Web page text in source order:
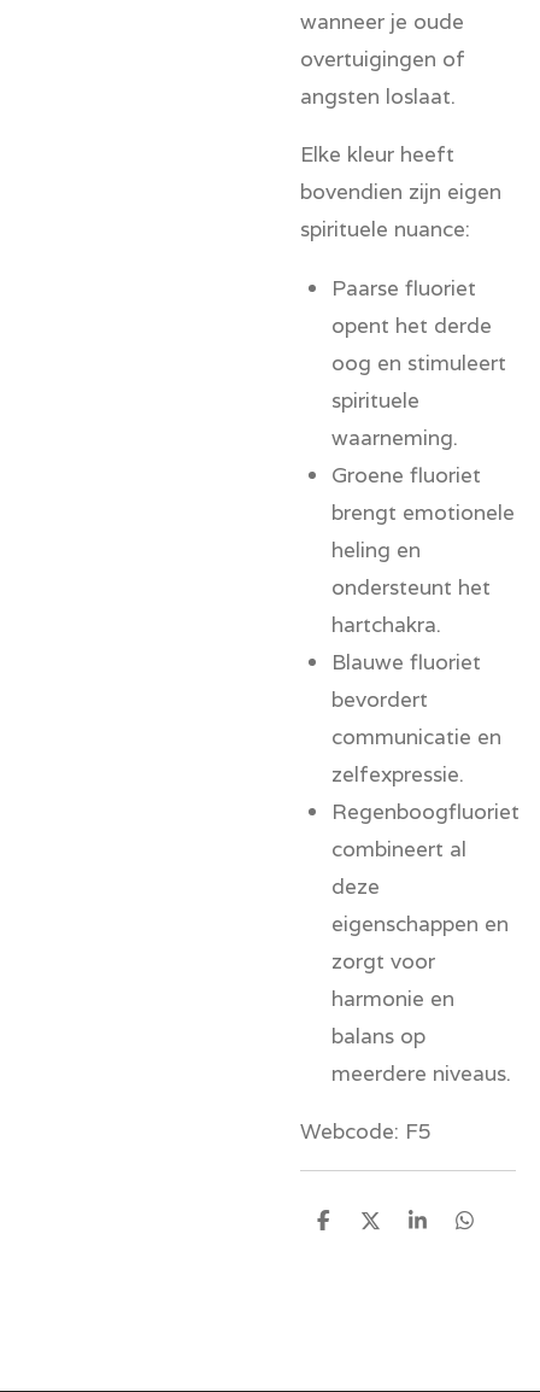
wanneer je oude
overtuigingen of
angsten loslaat.
Elke kleur heeft
bovendien zijn eigen
spirituele nuance:
Paarse fluoriet
opent het derde
oog en stimuleert
spirituele
waarneming.
Groene fluoriet
brengt emotionele
heling en
ondersteunt het
hartchakra.
Blauwe fluoriet
bevordert
communicatie en
zelfexpressie.
Regenboogfluoriet
combineert al
deze
eigenschappen en
zorgt voor
harmonie en
balans op
meerdere niveaus.
Webcode: F5
D
D
S
D